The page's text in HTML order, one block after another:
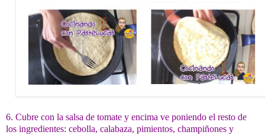
6. Cubre con la salsa de tomate y encima ve poniendo el resto de
los ingredientes: cebolla, calabaza, pimientos, champiñones y